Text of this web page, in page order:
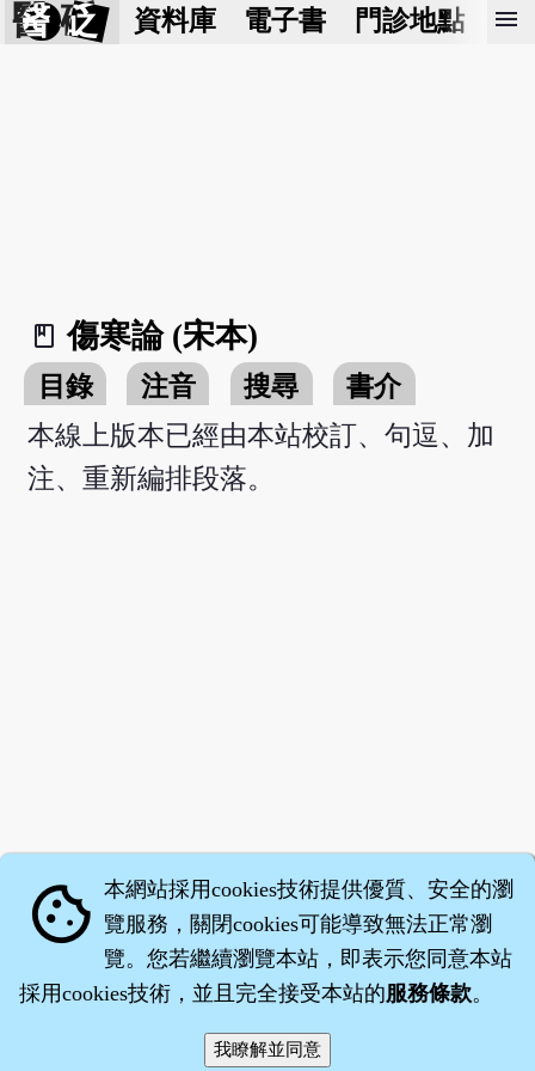
醫 砭 資料庫 電子書 門診地點 預
menu
book_2
傷寒論 (宋本)
目錄 注音 搜尋
書介
本線上版本已經由本站校訂、句逗、加
注、重新編排段落。
‧沈藥子©2008～2026
cookie 本網站採用cookies技術提供優質、安全的瀏
覽服務，關閉cookies可能導致無法正常瀏
覽。您若繼續瀏覽本站，即表示您同意本站
採用cookies技術，並且完全接受本站的服務條款。